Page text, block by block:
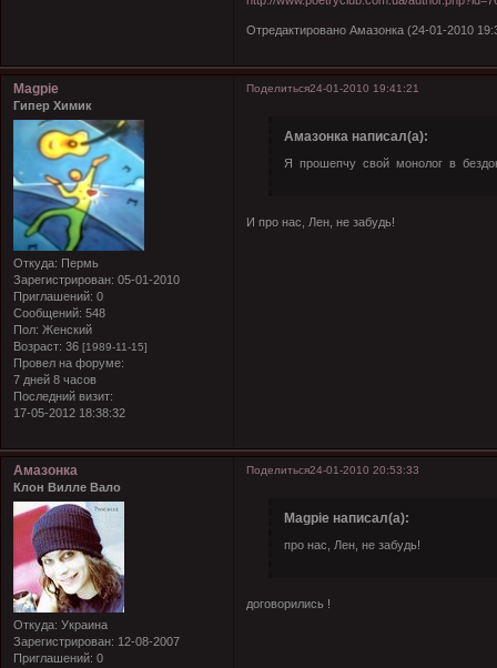
Отредактировано Амазонка (24-01-2010
Поделиться24-01-2010 19:41:21
Magpie
Гипер Химик
Откуда: Пермь
Зарегистрирован: 05-01-2010
Приглашений: 0
Сообщений: 548
Пол: Женский
Возраст: 36 [1989-11-15]
Провел на форуме:
7 дней 8 часов
Последний визит:
17-05-2012 18:38:32
Амазонка написал(а):
Я прошепчу свой монолог в
И про нас, Лен, не забудь!
Поделиться24-01-2010 20:53:33
Амазонка
Клон Вилле Вало
Откуда: Украина
Зарегистрирован: 12-08-2007
Приглашений: 0
Magpie написал(а):
про нас, Лен, не забудь!
договорились !